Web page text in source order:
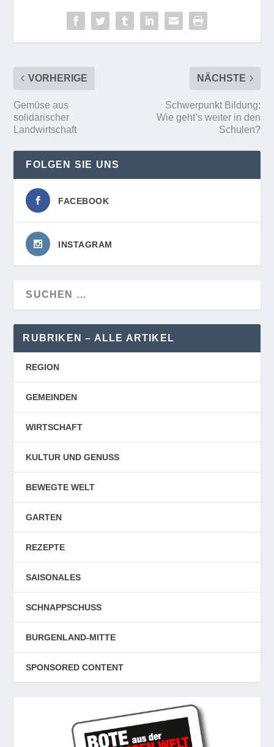
VORHERIGE
Gemüse aus
solidarischer
Landwirtschaft
NÄCHSTE
Schwerpunkt Bildung:
Wie geht’s weiter in den
Schulen?
FOLGEN SIE UNS
FACEBOOK
INSTAGRAM
RUBRIKEN – ALLE ARTIKEL
REGION
GEMEINDEN
WIRTSCHAFT
KULTUR UND GENUSS
BEWEGTE WELT
GARTEN
REZEPTE
SAISONALES
SCHNAPPSCHUSS
BURGENLAND-MITTE
SPONSORED CONTENT